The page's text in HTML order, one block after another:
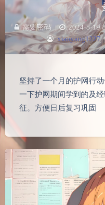
夜间模式
需要密码 | 2024-8-19
xiaoyang1227 |
坚持了一个月的护网行
一下护网期间学到的及
征。方便日后复习巩固